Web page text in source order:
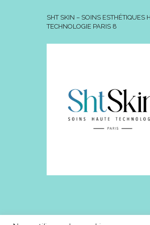
SHT SKIN – SOINS ESTHÉTIQUES
TECHNOLOGIE PARIS 8